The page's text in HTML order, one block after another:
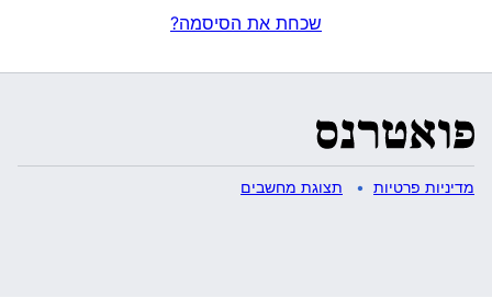
שכחת את הסיסמה?
מדיניות פרטיות תצוגת מחשבים